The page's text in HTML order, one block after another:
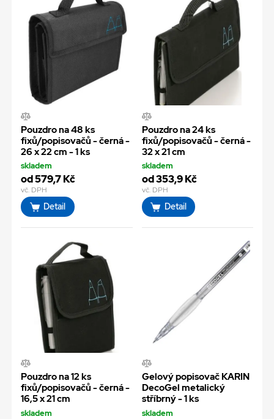
Pouzdro na 48 ks
fixů/popisovačů - černá -
26 x 22 cm - 1 ks
skladem
od 579,7 Kč
vč. DPH
Detail
Pouzdro na 24 ks
fixů/popisovačů - černá -
32 x 21 cm
skladem
od 353,9 Kč
vč. DPH
Detail
Pouzdro na 12 ks
fixů/popisovačů - černá -
16,5 x 21 cm
skladem
Gelový popisovač KARIN
DecoGel metalický
stříbrný - 1 ks
skladem